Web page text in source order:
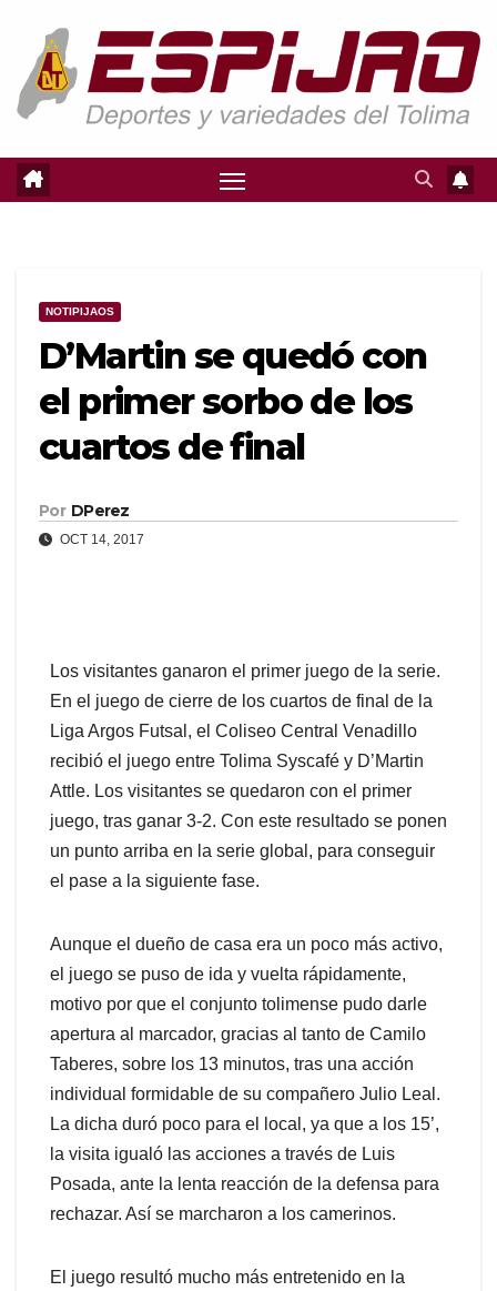
contenido
NOTIPIJAOS
D’Martin se quedó con
el primer sorbo de los
cuartos de final
Por DPerez
OCT 14, 2017
Los visitantes ganaron el primer juego de la serie.
En el juego de cierre de los cuartos de final de la
Liga Argos Futsal, el Coliseo Central Venadillo
recibió el juego entre Tolima Syscafé y D’Martin
Attle. Los visitantes se quedaron con el primer
juego, tras ganar 3-2. Con este resultado se ponen
un punto arriba en la serie global, para conseguir
el pase a la siguiente fase.
Aunque el dueño de casa era un poco más activo,
el juego se puso de ida y vuelta rápidamente,
motivo por que el conjunto tolimense pudo darle
apertura al marcador, gracias al tanto de Camilo
Taberes, sobre los 13 minutos, tras una acción
individual formidable de su compañero Julio Leal.
La dicha duró poco para el local, ya que a los 15’,
la visita igualó las acciones a través de Luis
Posada, ante la lenta reacción de la defensa para
rechazar. Así se marcharon a los camerinos.
El juego resultó mucho más entretenido en la